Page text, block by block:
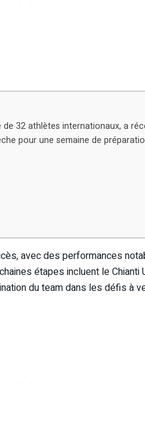
32 athlètes internationaux, a
pour une semaine de
avec des performances
étapes incluent le Chianti
du team dans les défis à